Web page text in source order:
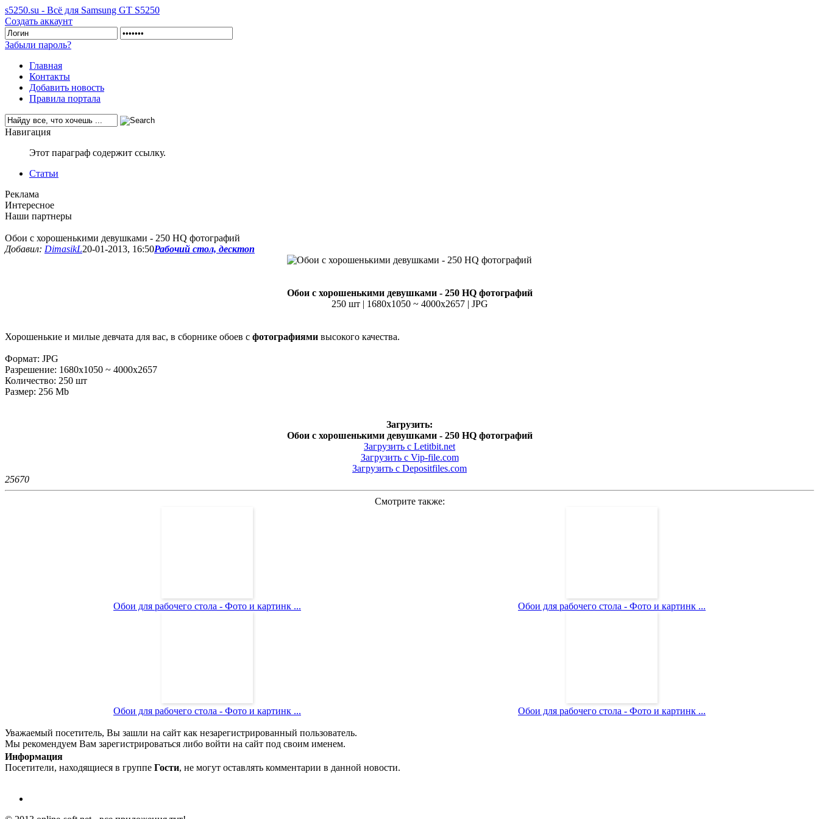
s5250.su - Всё для Samsung GT S5250
Создать аккаунт
Забыли пароль?
Главная
Контакты
Добавить новость
Правила портала
Навигация
Этот параграф содержит ссылку.
Статьи
Реклама
Интересное
Наши партнеры
Обои с хорошенькими девушками - 250 HQ фотографий
Добавил: DimasikL20-01-2013, 16:50Рабочий стол, десктоп
Обои с хорошенькими девушками - 250 HQ фотографий
250 шт | 1680x1050 ~ 4000x2657 | JPG
Хорошенькие и милые девчата для вас, в сборнике обоев с фотографиями высокого качества.
Формат: JPG
Разрешение: 1680x1050 ~ 4000x2657
Количество: 250 шт
Размер: 256 Mb
Загрузить:
Обои с хорошенькими девушками - 250 HQ фотографий
Загрузить с Letitbit.net
Загрузить с Vip-file.com
Загрузить с Depositfiles.com
25670
Смотрите также:
Обои для рабочего стола - Фото и картинк ... Обои для рабочего стола - Фото и картинк ...
Обои для рабочего стола - Фото и картинк ... Обои для рабочего стола - Фото и картинк ...
Уважаемый посетитель, Вы зашли на сайт как незарегистрированный пользователь.
Мы рекомендуем Вам зарегистрироваться либо войти на сайт под своим именем.
Информация
Посетители, находящиеся в группе Гости, не могут оставлять комментарии в данной новости.